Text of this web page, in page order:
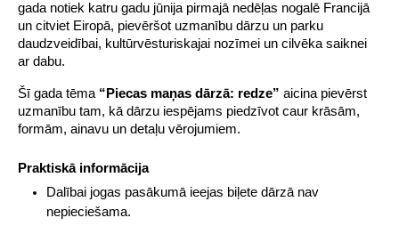
gada notiek katru gadu jūnija pirmajā nedēļas nogalē Francijā
un citviet Eiropā, pievēršot uzmanību dārzu un parku
daudzveidībai, kultūrvēsturiskajai nozīmei un cilvēka saiknei
ar dabu.
Šī gada tēma “Piecas maņas dārzā: redze” aicina pievērst
uzmanību tam, kā dārzu iespējams piedzīvot caur krāsām,
formām, ainavu un detaļu vērojumiem.
Praktiskā informācija
Dalībai jogas pasākumā ieejas biļete dārzā nav
nepieciešama.